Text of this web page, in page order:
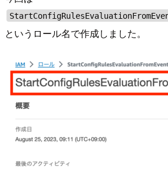
というロール名で作成しました。